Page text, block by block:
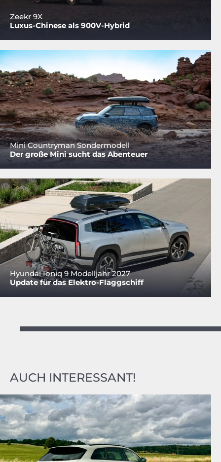
Zeekr 9X
Luxus-Chinese als 900V-Hybrid
Mini Countryman Sondermodell
Der große Mini sucht das Abenteuer
Hyundai Ioniq 9 Modelljahr 2027
Update für das Elektro-Flaggschiff
AUCH INTERESSANT!